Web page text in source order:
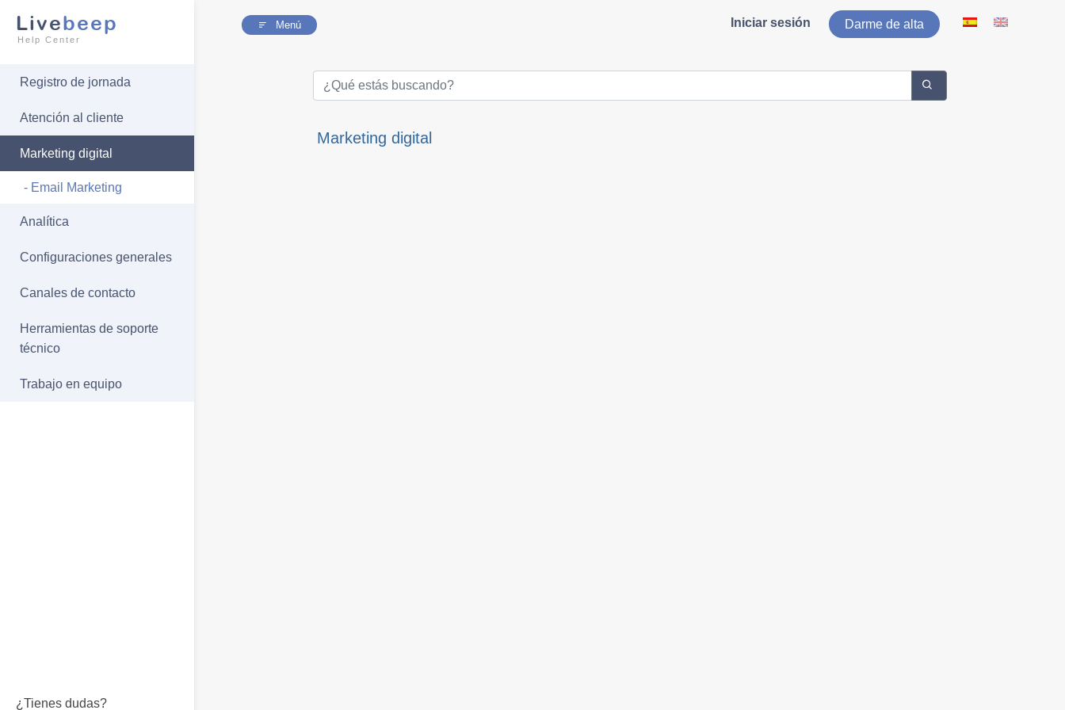
Livebeep
Help Center
Registro de jornada
Atención al cliente
Marketing digital
- Email Marketing
Analítica
Configuraciones generales
Canales de contacto
Herramientas de soporte
técnico
Trabajo en equipo
¿Tienes dudas?
Menú Iniciar sesión Darme de alta
Marketing digital